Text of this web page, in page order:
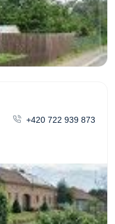
+420 722 939 873